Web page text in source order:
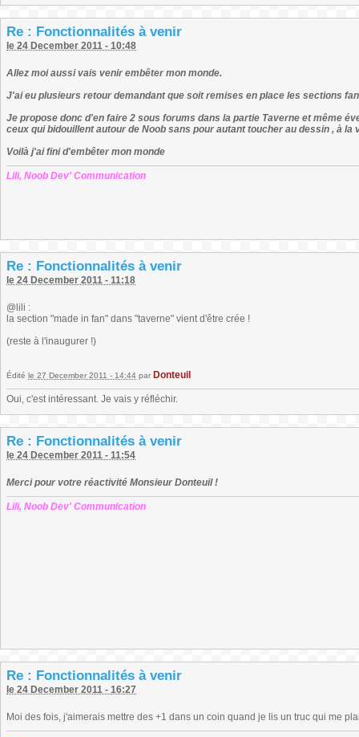
Re : Fonctionnalités à venir
le 24 December 2011 - 10:48
Allez moi aussi vais venir embêter mon monde.
J'ai eu plusieurs retour demandant que soit remises en place les sections
Je propose donc d'en faire 2 sous forums dans la partie Taverne et même
ceux qui bidouillent autour de Noob sans pour autant toucher au dessin , à la
Voilà j'ai fini d'embêter mon monde
Lili, Noob Dev' Communication
Re : Fonctionnalités à venir
le 24 December 2011 - 11:18
@lili :
la section "made in fan" dans "taverne" vient d'être crée !
(reste à l'inaugurer !)
Édité le 27 December 2011 - 14:44 par Donteuil
Oui, c'est intéressant. Je vais y réfléchir.
Re : Fonctionnalités à venir
le 24 December 2011 - 11:54
Merci pour votre réactivité Monsieur Donteuil !
Lili, Noob Dev' Communication
Re : Fonctionnalités à venir
le 24 December 2011 - 16:27
Moi des fois, j'aimerais mettre des +1 dans un coin quand je lis un truc qui me